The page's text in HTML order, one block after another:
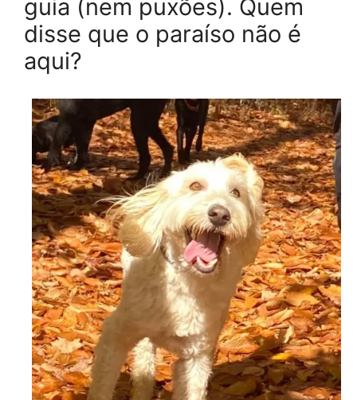
guia (nem puxões). Quem
disse que o paraíso não é
aqui?